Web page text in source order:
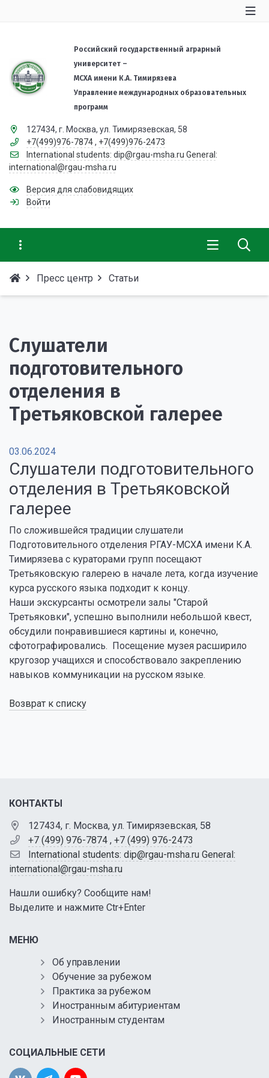
Российский государственный аграрный
университет –
МСХА имени К.А. Тимирязева
Управление международных образовательных
программ
127434, г. Москва, ул. Тимирязевская, 58
+7(499)976-7874 , +7(499)976-2473
International students: dip@rgau-msha.ru General:
international@rgau-msha.ru
Версия для слабовидящих
Войти
Пресс центр Статьи
Слушатели
подготовительного
отделения в
Третьяковской галерее
03.06.2024
Слушатели подготовительного
отделения в Третьяковской
галерее
По сложившейся традиции слушатели
Подготовительного отделения РГАУ-МСХА имени К.А.
Тимирязева с кураторами групп посещают
Третьяковскую галерею в начале лета, когда изучение
курса русского языка подходит к концу.
Наши экскурсанты осмотрели залы "Старой
Третьяковки", успешно выполнили небольшой квест,
обсудили понравившиеся картины и, конечно,
сфотографировались. Посещение музея расширило
кругозор учащихся и способствовало закреплению
навыков коммуникации на русском языке.
Возврат к списку
КОНТАКТЫ
127434, г. Москва, ул. Тимирязевская, 58
+7 (499) 976-7874 , +7 (499) 976-2473
International students: dip@rgau-msha.ru General:
international@rgau-msha.ru
Нашли ошибку? Сообщите нам!
Выделите и нажмите Ctr+Enter
МЕНЮ
Об управлении
Обучение за рубежом
Практика за рубежом
Иностранным абитуриентам
Иностранным студентам
СОЦИАЛЬНЫЕ СЕТИ